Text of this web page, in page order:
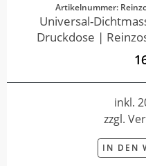
Artikelnummer:
Universal-
Druckdose |
inkl.
zzgl.
IN DEN